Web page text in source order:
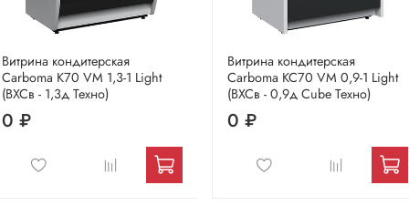
Витрина кондитерская
Carboma K70 VM 1,3-1 Light
(ВХСв - 1,3д Техно)
0 ₽
Витрина кондитерская
Carboma KC70 VM 0,9-1 Light
(ВХСв - 0,9д Сube Техно)
0 ₽